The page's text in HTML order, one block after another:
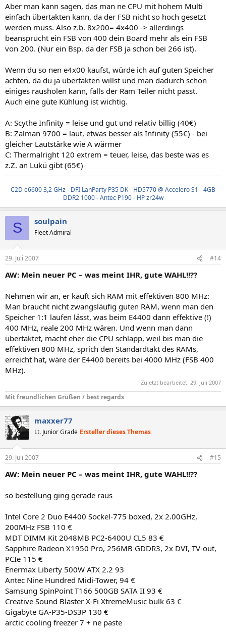
Aber man kann sagen, das man ne CPU mit hohem Multi
einfach übertakten kann, da der FSB nicht so hoch gesetzt
werden muss. Also z.b. 8x200= 4x400 -> allerdings
beansprucht ein FSB von 400 dein Board mehr als ein FSB
von 200. (Nur ein Bsp. da der FSB ja schon bei 266 ist).
Wenn du so nen e4x00 kaufst, würde ich auf guten Speicher
achten, da du ja übertakten willst und man dadurch schon
einiges rausholen kann, falls der Ram Teiler nicht passt.
Auch eine gute Kühlung ist wichtig.
A: Scythe Infinity = leise und gut und relativ billig (40€)
B: Zalman 9700 = laut, etwas besser als Infinity (55€) - bei
gleicher Lautstärke wie A wärmer
C: Thermalright 120 extrem = teuer, leise, das beste was es
z.Z. an Lukü gibt (65€)
C2D e6600 3,2 GHz - DFI LanParty P35 DK - HD5770 @ Accelero S1 - 4GB
DDR2 1000 - Antec P190 - HP zr24w
S soulpain
Fleet Admiral
29. Juli 2007 #14
AW: Mein neuer PC – was meint IHR, gute WAHL!!??
Nehmen wir an, er kauft sich RAM mit effektiven 800 MHz:
Man braucht nicht zwangsläufig guten RAM, wenn man den
Speicher 1:1 laufen lässt, was beim E4400 dann effektive (!)
400 MHz, reale 200 MHz wären. Und wenn man dann
übertaktet, macht eher die CPU schlapp, weil bis man die
effektiven 800 MHz, sprich den Standardtakt des RAMs,
erreicht hat, wäre der E4400 bereits bei 4000 MHz (FSB 400
MHz).
Zuletzt bearbeitet: 29. Juli 2007
Mit freundlichen Grüßen / best regards
maxxer77
Lt. Junior Grade Ersteller dieses Themas
29. Juli 2007 #15
AW: Mein neuer PC – was meint IHR, gute WAHL!!??
so bestellung ging gerade raus
Intel Core 2 Duo E4400 Sockel-775 boxed, 2x 2.00GHz,
200MHz FSB 110 €
MDT DIMM Kit 2048MB PC2-6400U CL5 83 €
Sapphire Radeon X1950 Pro, 256MB GDDR3, 2x DVI, TV-out,
PCIe 115 €
Enermax Liberty 500W ATX 2.2 93
Antec Nine Hundred Midi-Tower, 94 €
Samsung SpinPoint T166 500GB SATA II 93 €
Creative Sound Blaster X-Fi XtremeMusic bulk 63 €
Gigabyte GA-P35-DS3P 130 €
arctic cooling freezer 7 + ne paste